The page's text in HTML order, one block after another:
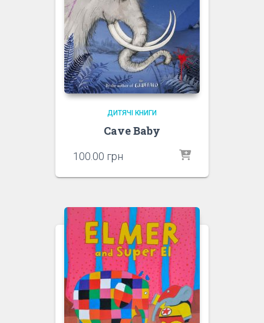
ДИТЯЧІ КНИГИ
Cave Baby
100.00 грн